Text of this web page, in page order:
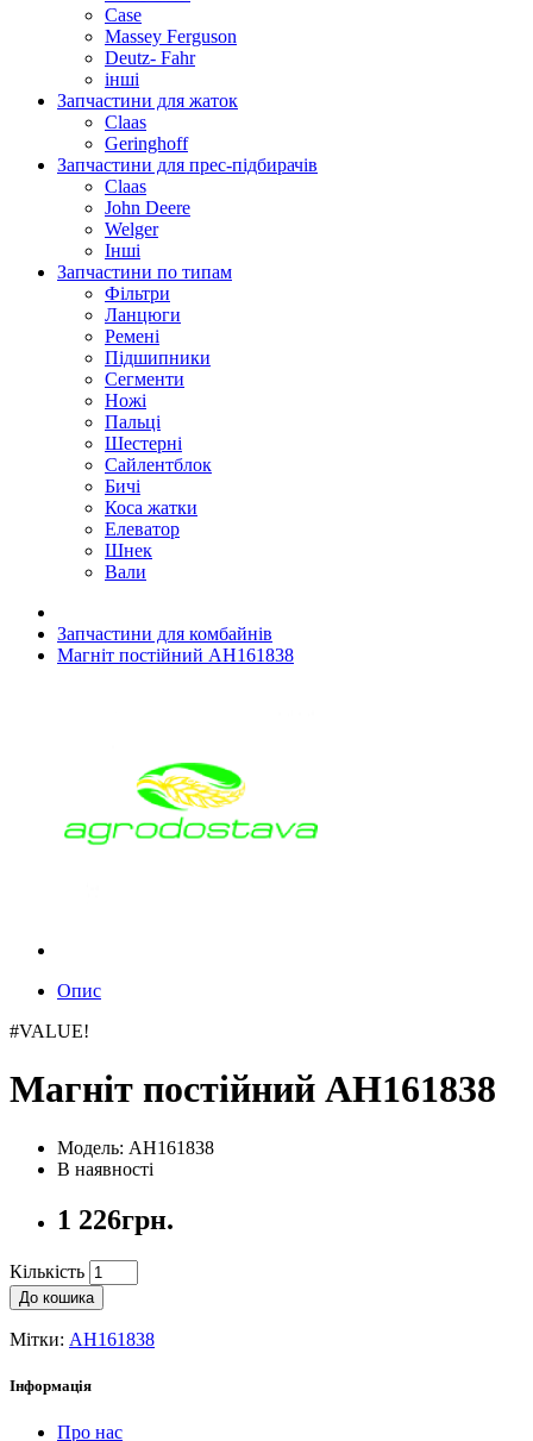
Case
Massey Ferguson
Deutz- Fahr
інші
Запчастини для жаток
Claas
Geringhoff
Запчастини для прес-підбирачів
Claas
John Deere
Welger
Інші
Запчастини по типам
Фільтри
Ланцюги
Ремені
Підшипники
Сегменти
Ножі
Пальці
Шестерні
Сайлентблок
Бичі
Коса жатки
Елеватор
Шнек
Вали
Запчастини для комбайнів
Магніт постійний AH161838
Опис
#VALUE!
Магніт постійний AH161838
Модель: AH161838
В наявності
1 226грн.
Кількість
До кошика
Мітки: AH161838
Інформація
Про нас